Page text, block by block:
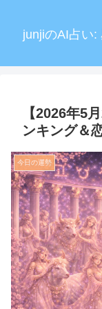
junjiのAI占い:
【2026年5
ンキング＆
今日の運勢